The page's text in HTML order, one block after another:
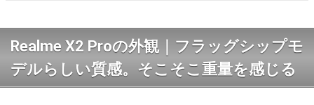
Realme X2 Proの外観｜フラッグシップモ
デルらしい質感。そこそこ重量を感じる